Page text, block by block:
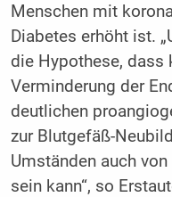
Menschen mit
Diabetes erhöht ist.
die Hypothese,
Verminderung der
deutlichen
zur Blutgefäß-
Umständen auch
sein kann“, so